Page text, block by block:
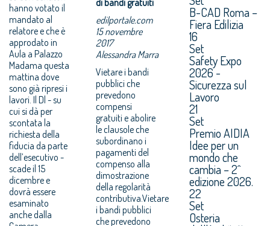
hanno votato il
mandato al
relatore e che è
approdato in
Aula a Palazzo
Madama questa
mattina dove
sono già ripresi i
lavori. Il Dl - su
cui si dà per
scontata la
richiesta della
fiducia da parte
dell’esecutivo -
scade il 15
dicembre e
dovrà essere
esaminato
anche dalla
edilportale.com
15 novembre
2017
Alessandra Marra
Vietare i bandi
pubblici che
prevedono
compensi
gratuiti e abolire
le clausole che
subordinano i
pagamenti del
compenso alla
dimostrazione
della regolarità
contributiva.Vietare
i bandi pubblici
che prevedono
B-CAD Roma –
Fiera Edilizia
16
Set
Safety Expo
2026 -
Sicurezza sul
Lavoro
21
Set
Premio AIDIA
Idee per un
mondo che
cambia – 2^
edizione 2026.
22
Set
Osteria